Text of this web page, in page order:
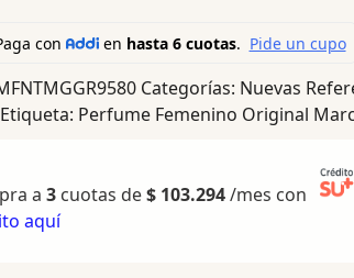
Categorías: Nuevas
Etiqueta: Perfume Femenino Original
a 3cuotas de$103.294/mes con
aquí